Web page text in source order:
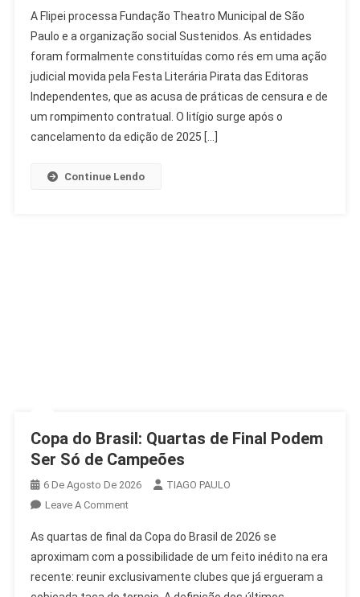
Processa
Fundação
Theatro
Municipal
Por
Censura
A Flipei processa Fundação Theatro Municipal de São
Paulo e a organização social Sustenidos. As entidades
foram formalmente constituídas como rés em uma ação
judicial movida pela Festa Literária Pirata das Editoras
Independentes, que as acusa de práticas de censura e de
um rompimento contratual. O litígio surge após o
cancelamento da edição de 2025 […]
Continue Lendo
Copa do Brasil: Quartas de Final Podem
Ser Só de Campeões
6 De Agosto De 2026
TIAGO PAULO
Leave A CommentOn
Do
Brasil:
Quartas
As quartas de final da Copa do Brasil de 2026 se
aproximam com a possibilidade de um feito inédito na era
recente: reunir exclusivamente clubes que já ergueram a